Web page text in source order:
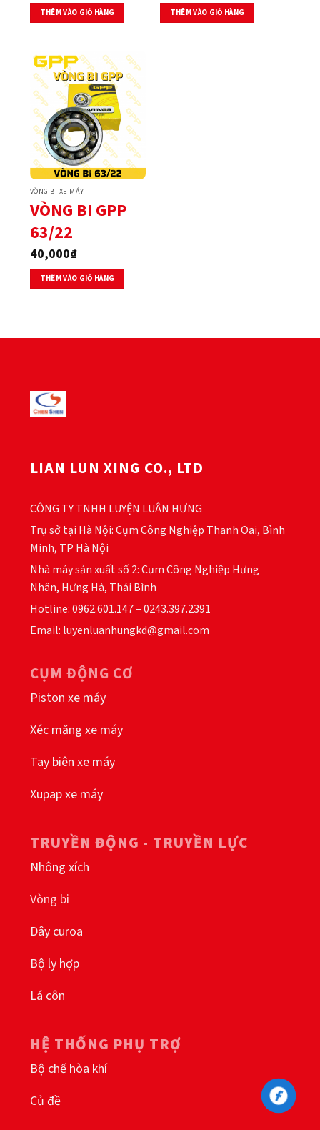
THÊM VÀO GIỎ HÀNG THÊM VÀO GIỎ HÀNG
VÒNG BI XE MÁY
VÒNG BI GPP
63/22
40,000₫
THÊM VÀO GIỎ HÀNG
LIAN LUN XING CO., LTD
CÔNG TY TNHH LUYỆN LUÂN HƯNG
Trụ sở tại Hà Nội: Cụm Công Nghiệp Thanh Oai, Bình
Minh, TP Hà Nội
Nhà máy sản xuất số 2: Cụm Công Nghiệp Hưng
Nhân, Hưng Hà, Thái Bình
Hotline: 0962.601.147 – 0243.397.2391
Email: luyenluanhungkd@gmail.com
CỤM ĐỘNG CƠ
Piston xe máy
Xéc măng xe máy
Tay biên xe máy
Xupap xe máy
TRUYỀN ĐỘNG - TRUYỀN LỰC
Nhông xích
Vòng bi
Dây curoa
Bộ ly hợp
Lá côn
HỆ THỐNG PHỤ TRỢ
Bộ chế hòa khí
Củ đề